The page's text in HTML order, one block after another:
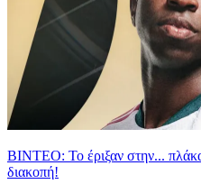
ΒΙΝΤΕΟ: Το έριξαν στην...
διακοπή!